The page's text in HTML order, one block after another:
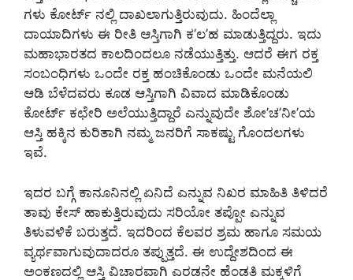
ಗಳು ಕೋರ್ಟ್ ನಲ್ಲಿ ದಾಖಲಾಗುತ್ತಿರುವುದು. ಹಿಂದೆಲ್ಲಾ
ದಾಯಾದಿಗಳು ಈ ರೀತಿ ಆಸ್ತಿಗಾಗಿ ಕ’ಲ’ಹ ಮಾಡುತ್ತಿದ್ದರು. ಇದು
ಮಹಾಭಾರತದ ಕಾಲದಿಂದಲೂ ನಡೆಯುತ್ತಿತ್ತು. ಆದರೆ ಈಗ ರಕ್ತ
ಸಂಬಂಧಿಗಳು ಒಂದೇ ರಕ್ತ ಹಂಚಿಕೊಂಡು ಒಂದೇ ಮನೆಯಲಿ
ಆಡಿ ಬೆಳೆದವರು ಕೂಡ ಆಸ್ತಿಗಾಗಿ ವಿವಾದ ಮಾಡಿಕೊಂಡು
ಕೋರ್ಟ್ ಕಛೇರಿ ಅಲೆಯುತ್ತಿದ್ದಾರೆ ಎನ್ನುವುದೇ ಶೋ’ಚ’ನೀ’ಯ
ಆಸ್ತಿ ಹಕ್ಕಿನ ಕುರಿತಾಗಿ ನಮ್ಮ ಜನರಿಗೆ ಸಾಕಷ್ಟು ಗೊಂದಲಗಳು
ಇವೆ.
ಇದರ ಬಗ್ಗೆ ಕಾನೂನಿನಲ್ಲಿ ಏನಿದೆ ಎನ್ನುವ ನಿಖರ ಮಾಹಿತಿ ತಿಳಿದರೆ
ತಾವು ಕೇಸ್ ಹಾಕುತ್ತಿರುವುದು ಸರಿಯೋ ತಪ್ಪೋ ಎನ್ನುವ
ತಿಳುವಳಿಕೆ ಬರುತ್ತದೆ. ಇದರಿಂದ ಕೆಲವರ ಶ್ರಮ ಹಾಗೂ ಸಮಯ
ವ್ಯರ್ಥವಾಗುವುದಾದರೂ ತಪ್ಪುತ್ತದೆ. ಈ ಉದ್ದೇಶದಿಂದ ಈ
ಅಂಕಣದಲ್ಲಿ ಆಸ್ತಿ ವಿಚಾರವಾಗಿ ಎರಡನೇ ಹೆಂಡತಿ ಮಕ್ಕಳಿಗೆ